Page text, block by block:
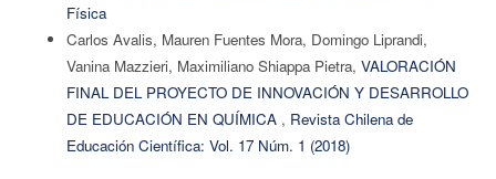
Física
Carlos Avalis, Mauren Fuentes Mora, Domingo Liprandi,
Vanina Mazzieri, Maximiliano Shiappa Pietra, VALORACIÓN
FINAL DEL PROYECTO DE INNOVACIÓN Y DESARROLLO
DE EDUCACIÓN EN QUÍMICA , Revista Chilena de
Educación Científica: Vol. 17 Núm. 1 (2018)